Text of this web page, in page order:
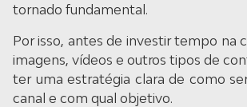
tornado fundamental.
Por isso, antes de investir tempo na
imagens, vídeos e outros tipos de
ter uma estratégia clara de como
canal e com qual objetivo.